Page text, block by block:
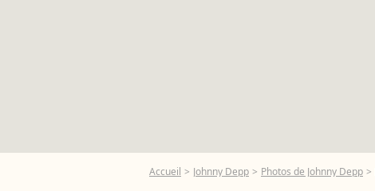
Accueil Johnny Depp Photos de Johnny Depp